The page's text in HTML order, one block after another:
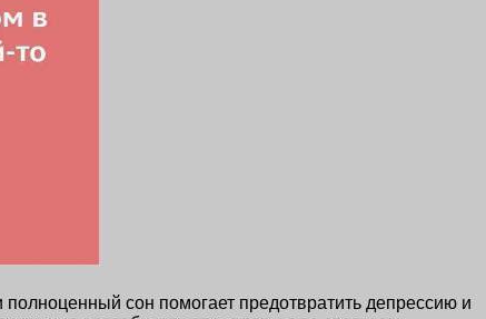
сон помогает предотвратить депрессию и